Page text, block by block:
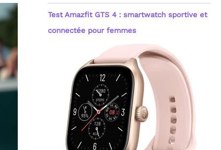
Test Amazfit GTS 4 : smartwatch sportive et
connectée pour femmes